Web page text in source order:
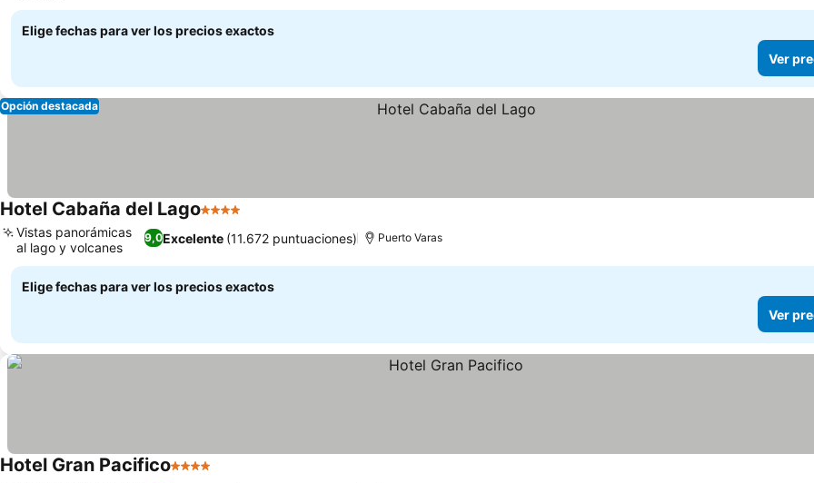
Elige fechas para ver los precios exactos
Ver
Opción destacada
Hotel Cabaña del Lago4 Estrellas
9,0Excelente (11.672 puntuaciones)
Vistas panorámicas
al lago y volcanes
Puerto Varas
Elige fechas para ver los precios exactos
Ver
Hotel Gran Pacifico4 Estrellas